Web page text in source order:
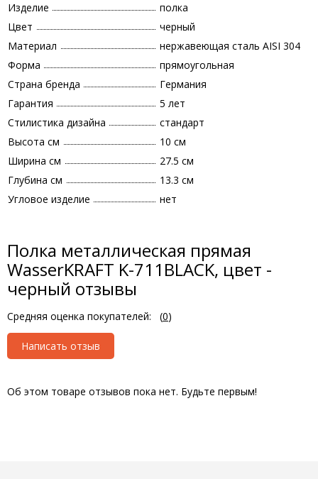
Изделие
полка
Цвет
черный
Материал
нержавеющая сталь AISI 304
Форма
прямоугольная
Страна бренда
Германия
Гарантия
5 лет
Стилистика дизайна
стандарт
Высота см
10 см
Ширина см
27.5 см
Глубина см
13.3 см
Угловое изделие
нет
Полка металлическая прямая
WasserKRAFT K-711BLACK, цвет -
черный отзывы
Средняя оценка покупателей: (0)
Написать отзыв
Об этом товаре отзывов пока нет. Будьте первым!